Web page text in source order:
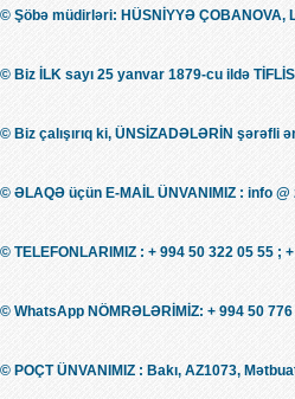
© Şöbə müdirləri: HÜSNİYYƏ ÇOBANOVA,
© Biz İLK sayı 25 yanvar 1879-cu ildə
© Biz çalışırıq ki, ÜNSİZADƏLƏRİN şərəfli
© ƏLAQƏ üçün E-MAİL ÜNVANIMIZ : info
© TELEFONLARIMIZ : + 994 50 322 05 55 ;
© WhatsApp NÖMRƏLƏRİMİZ: + 994 50
© POÇT ÜNVANIMIZ : Bakı, AZ1073,